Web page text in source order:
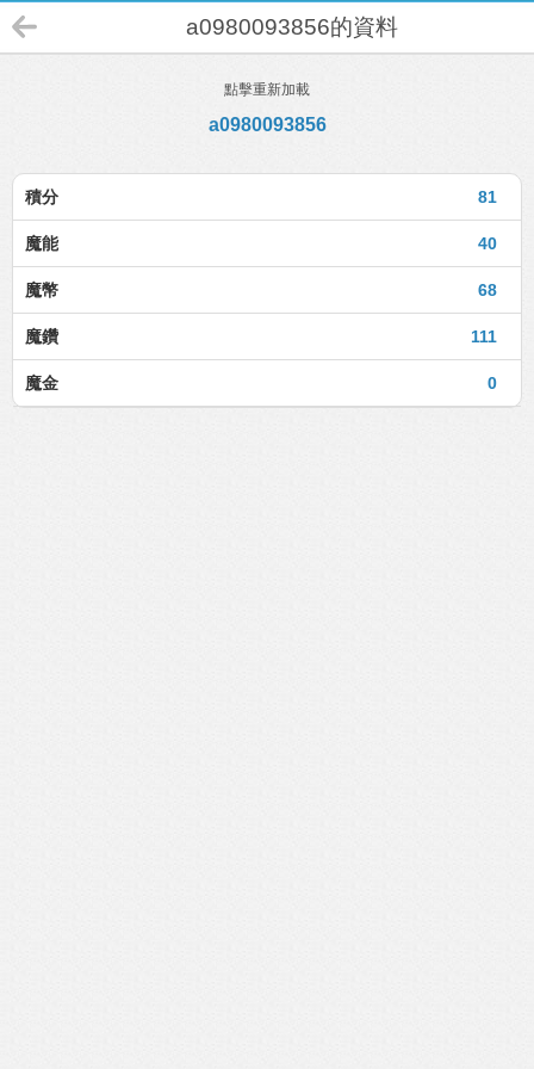
a0980093856的資料
點擊重新加載
a0980093856
81
積分
40
魔能
68
魔幣
111
魔鑽
0
魔金